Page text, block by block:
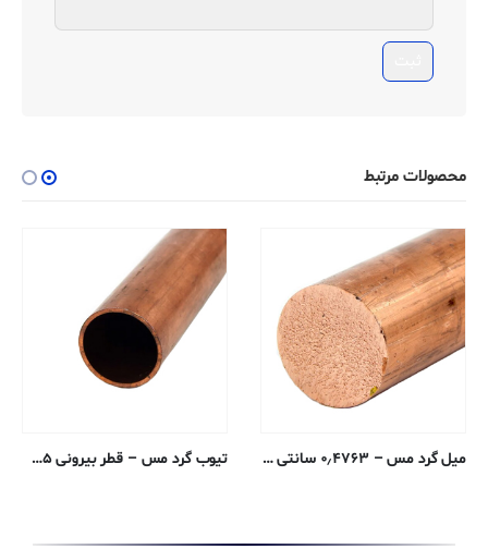
محصولات مرتبط
میل گرد مس – ۰٫۴۷۶۳ سانتی متر – ۱۱۰-H04 تیوب گرد مس – قطر بیرونی ۰٫۳۱۷۵ ، دیواره ۰٫۰۸۱۲ ، قطر داخلی ۰٫۱۵۴۹ سانتی متر – ۱۰۱